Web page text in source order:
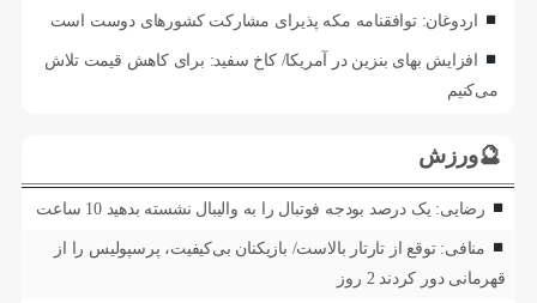
اردوغان: توافقنامه مکه پذیرای مشارکت کشورهای دوست است
افزایش بهای بنزین در آمریکا/ کاخ سفید: برای کاهش قیمت تلاش
می‌کنیم
🔮ورزش
رضایی: یک درصد بودجه فوتبال را به والیبال نشسته بدهید 10 ساعت
منافی: توقع از تارتار بالاست/ بازیکنان بی‌کیفیت، پرسپولیس را از
قهرمانی دور کردند 2 روز